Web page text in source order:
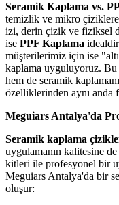
Seramik Kaplama vs.
temizlik ve mikro
izi, derin çizik ve fiziksel
ise PPF Kaplama
müşterilerimiz için ise
kaplama uyguluyoruz. Bu
hem de seramik
özelliklerinden aynı anda
Meguiars Antalya'da
Seramik kaplama
uygulamanın kalitesine
kitleri ile profesyonel bir
Meguiars Antalya'da bir
oluşur: